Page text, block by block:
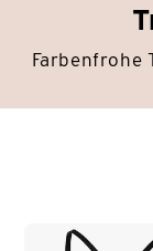
Farbenfrohe